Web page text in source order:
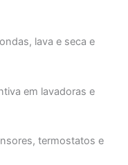
lava e seca e
em lavadoras e
termostatos e